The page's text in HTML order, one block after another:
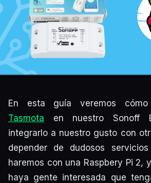
En esta guía veremos
Tasmota en nuestro Sonoff
integrarlo a nuestro gusto con
depender de dudosos
haremos con una Raspbery Pi 2,
haya gente interesada que